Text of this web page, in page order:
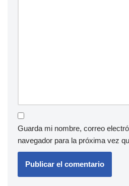
Guarda mi nombre, correo
navegador para la próxima vez